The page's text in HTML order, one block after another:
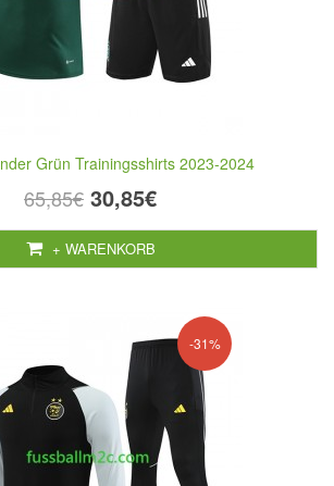
Grün Trainingsshirts 2023-2024
65,85€ 30,85€
+ WARENKORB
-31%